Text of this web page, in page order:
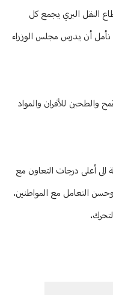
النقل البري يجمع كل
نأمل أن يدرس مجلس الوزراء
والطحين للأفران والمواد
الى أعلى درجات التعاون مع
التعامل مع المواطنين.